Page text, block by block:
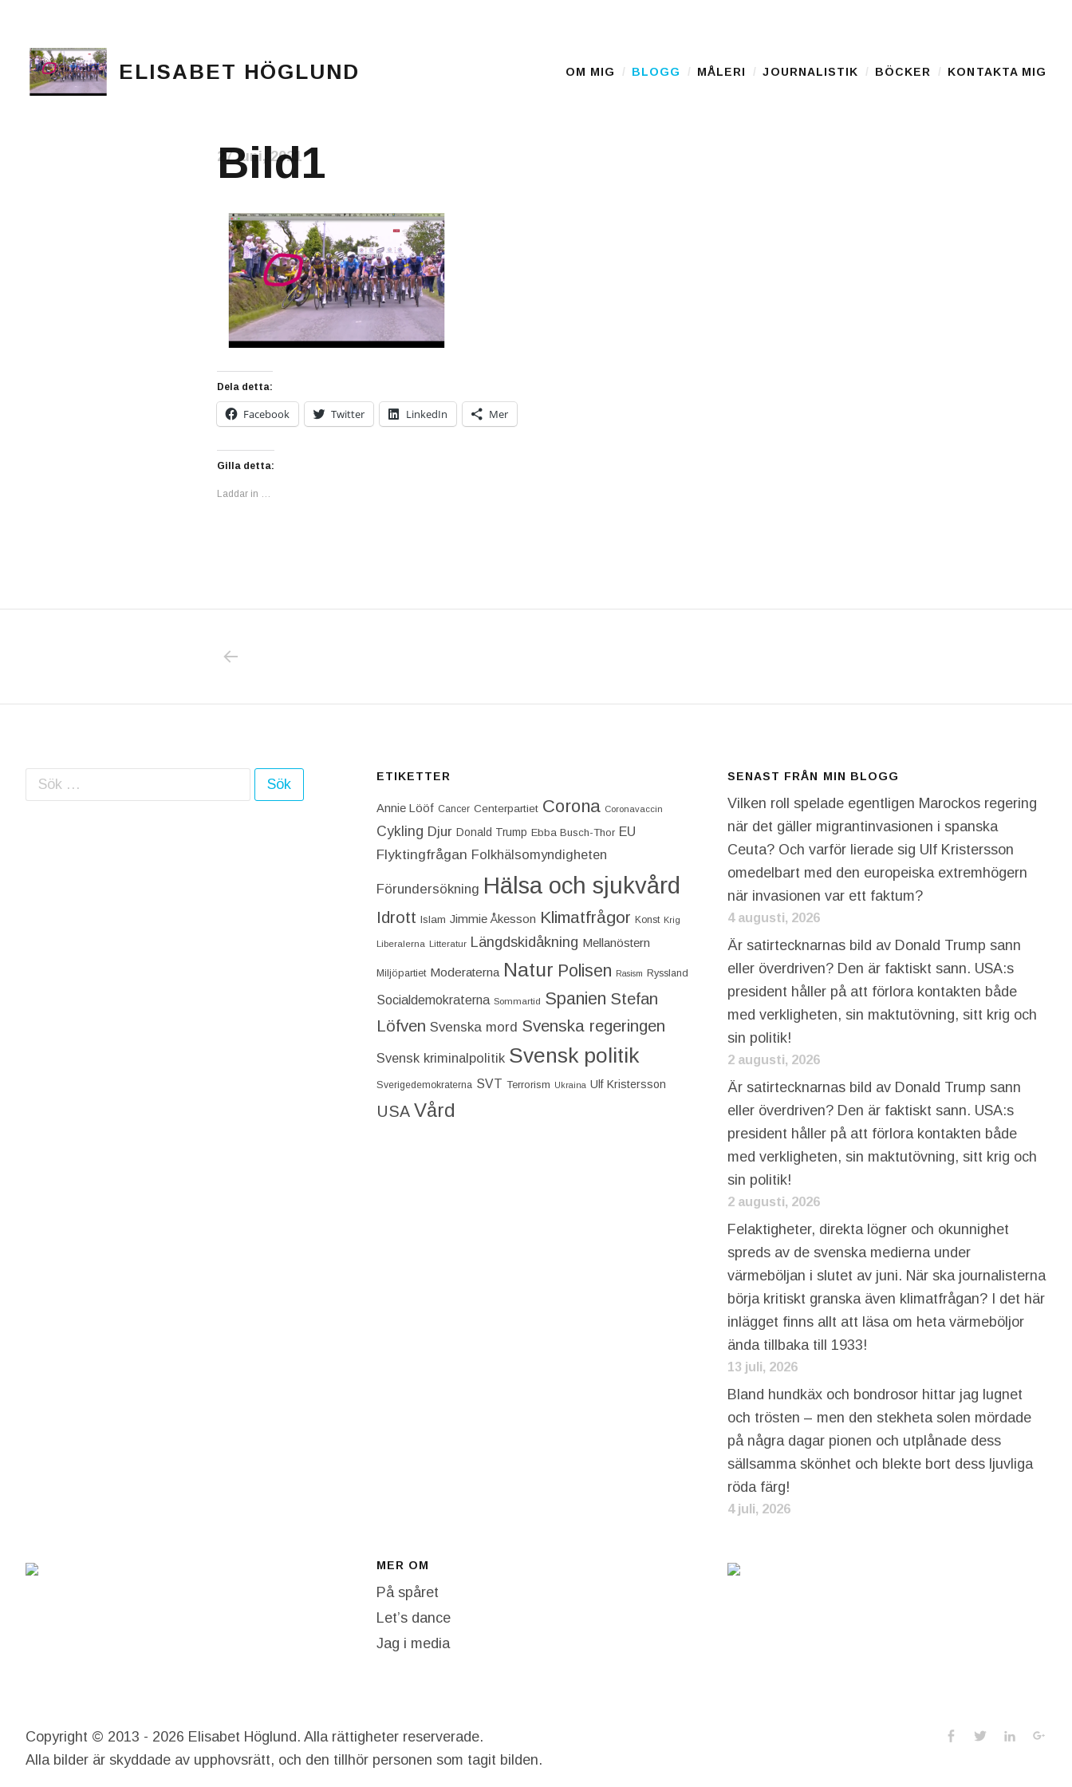
ELISABET HÖGLUND Main Menu
OM MIG BLOGG MÅLERI JOURNALISTIK BÖCKER KONTAKTA MIG
Bild1
27 juni, 2021
Dela detta:
Facebook Twitter LinkedIn Mer
Gilla detta:
Laddar in …
Sök efter: ETIKETTER
Annie Lööf Cancer Centerpartiet‎ Corona Coronavaccin
Cykling Djur Donald Trump Ebba Busch-Thor EU
Flyktingfrågan Folkhälsomyndigheten
Förundersökning Hälsa och sjukvård
Idrott Islam Jimmie Åkesson Klimatfrågor Konst Krig
Liberalerna Litteratur Längdskidåkning Mellanöstern
Miljöpartiet Moderaterna Natur Polisen Rasism Ryssland
Socialdemokraterna Sommartid Spanien Stefan
Löfven Svenska mord Svenska regeringen
Svensk kriminalpolitik Svensk politik
Sverigedemokraterna SVT Terrorism Ukraina Ulf Kristersson
USA Vård
SENAST FRÅN MIN BLOGG
Vilken roll spelade egentligen Marockos regering
när det gäller migrantinvasionen i spanska
Ceuta? Och varför lierade sig Ulf Kristersson
omedelbart med den europeiska extremhögern
när invasionen var ett faktum?
4 augusti, 2026
Är satirtecknarnas bild av Donald Trump sann
eller överdriven? Den är faktiskt sann. USA:s
president håller på att förlora kontakten både
med verkligheten, sin maktutövning, sitt krig och
sin politik!
2 augusti, 2026
Är satirtecknarnas bild av Donald Trump sann
eller överdriven? Den är faktiskt sann. USA:s
president håller på att förlora kontakten både
med verkligheten, sin maktutövning, sitt krig och
sin politik!
2 augusti, 2026
Felaktigheter, direkta lögner och okunnighet
spreds av de svenska medierna under
värmeböljan i slutet av juni. När ska journalisterna
börja kritiskt granska även klimatfrågan? I det här
inlägget finns allt att läsa om heta värmeböljor
ända tillbaka till 1933!
13 juli, 2026
Bland hundkäx och bondrosor hittar jag lugnet
och trösten – men den stekheta solen mördade
på några dagar pionen och utplånade dess
sällsamma skönhet och blekte bort dess ljuvliga
röda färg!
4 juli, 2026
MER OM
På spåret
Let’s dance
Jag i media
Social
Facebook
TwitterLinkedIn
Copyright © 2013 - 2026 Elisabet Höglund. Alla rättigheter reserverade.
Alla bilder är skyddade av upphovsrätt, och den tillhör personen som tagit bilden.